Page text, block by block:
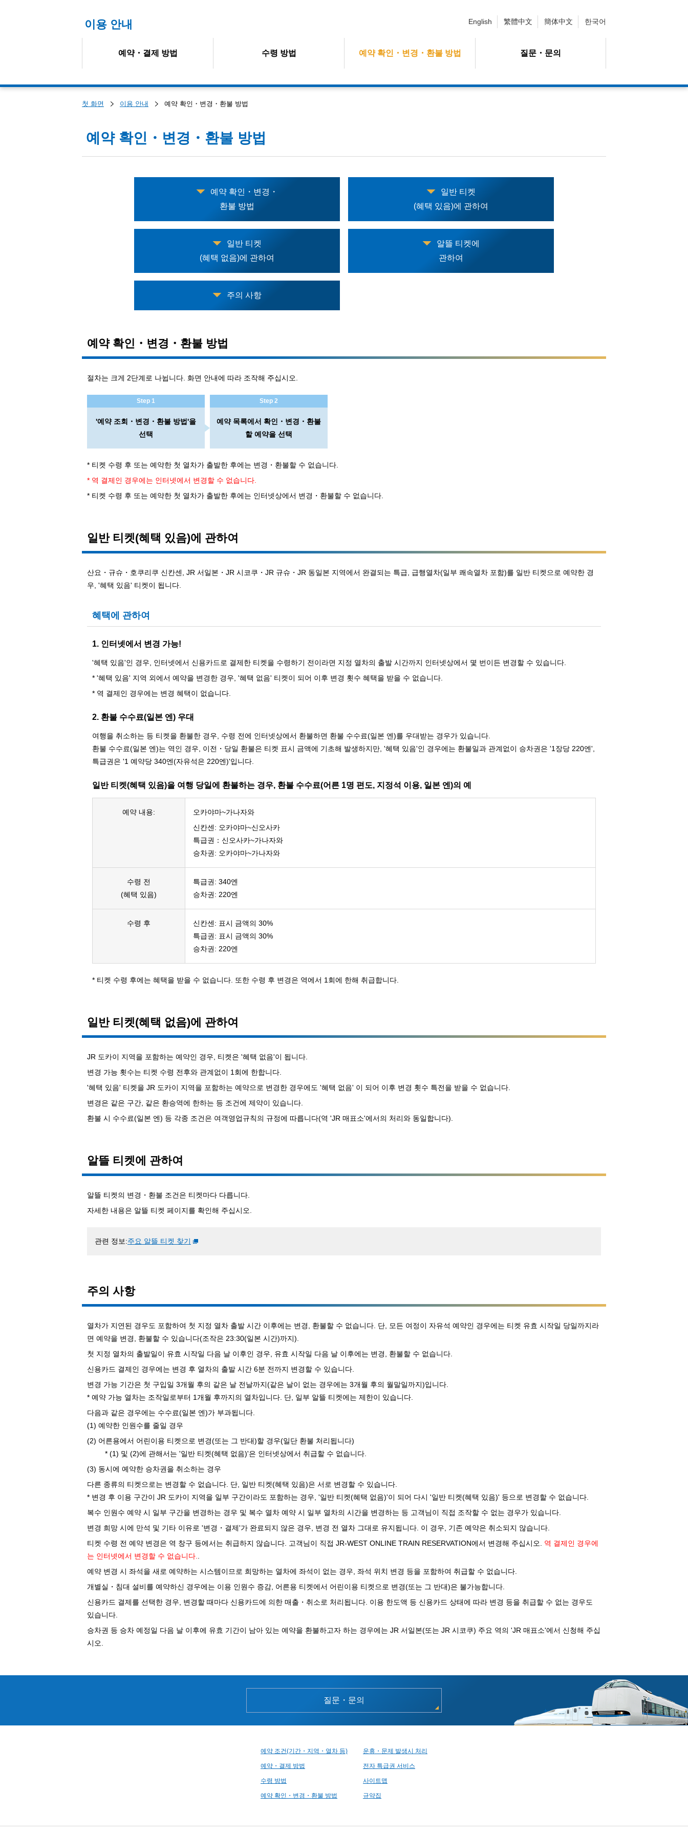
이용 안내
예약・결제 방법 수령 방법 예약 확인・변경・환불 방법 질문・문의
English 繁體中文 簡体中文 한국어
첫 화면 이용 안내 예약 확인・변경・환불 방법
예약 확인・변경・환불 방법
예약 확인・변경・
환불 방법
일반 티켓
(혜택 있음)에 관하여
일반 티켓
(혜택 없음)에 관하여
알뜰 티켓에
관하여
주의 사항
예약 확인・변경・환불 방법
절차는 크게 2단계로 나뉩니다. 화면 안내에 따라 조작해 주십시오.
Step 1
'예약 조회・변경・환불 방법'을
선택
Step 2
예약 목록에서 확인・변경・환불
할 예약을 선택
* 티켓 수령 후 또는 예약한 첫 열차가 출발한 후에는 변경・환불할 수 없습니다.
* 역 결제인 경우에는 인터넷에서 변경할 수 없습니다.
* 티켓 수령 후 또는 예약한 첫 열차가 출발한 후에는 인터넷상에서 변경・환불할 수 없습니다.
일반 티켓(혜택 있음)에 관하여
산요・규슈・호쿠리쿠 신칸센, JR 서일본・JR 시코쿠・JR 규슈・JR 동일본 지역에서 완결되는 특급, 급행열차(일부 쾌속열차 포함)를 일반 티켓으로 예약한 경
우, '혜택 있음' 티켓이 됩니다.
혜택에 관하여
1. 인터넷에서 변경 가능!
'혜택 있음'인 경우, 인터넷에서 신용카드로 결제한 티켓을 수령하기 전이라면 지정 열차의 출발 시간까지 인터넷상에서 몇 번이든 변경할 수 있습니다.
* '혜택 있음' 지역 외에서 예약을 변경한 경우, '혜택 없음' 티켓이 되어 이후 변경 횟수 혜택을 받을 수 없습니다.
* 역 결제인 경우에는 변경 혜택이 없습니다.
2. 환불 수수료(일본 엔) 우대
여행을 취소하는 등 티켓을 환불한 경우, 수령 전에 인터넷상에서 환불하면 환불 수수료(일본 엔)를 우대받는 경우가 있습니다.
환불 수수료(일본 엔)는 역인 경우, 이전・당일 환불은 티켓 표시 금액에 기초해 발생하지만, '혜택 있음'인 경우에는 환불일과 관계없이 승차권은 '1장당 220엔',
특급권은 '1 예약당 340엔(자유석은 220엔)'입니다.
일반 티켓(혜택 있음)을 여행 당일에 환불하는 경우, 환불 수수료(어른 1명 편도, 지정석 이용, 일본 엔)의 예
예약 내용:
오카야마~가나자와
신칸센: 오카야마~신오사카
특급권：신오사카~가나자와
승차권: 오카야마~가나자와
수령 전
(혜택 있음)
특급권: 340엔
승차권: 220엔
수령 후
신칸센: 표시 금액의 30%
특급권: 표시 금액의 30%
승차권: 220엔
* 티켓 수령 후에는 혜택을 받을 수 없습니다. 또한 수령 후 변경은 역에서 1회에 한해 취급합니다.
일반 티켓(혜택 없음)에 관하여
JR 도카이 지역을 포함하는 예약인 경우, 티켓은 '혜택 없음'이 됩니다.
변경 가능 횟수는 티켓 수령 전후와 관계없이 1회에 한합니다.
'혜택 있음' 티켓을 JR 도카이 지역을 포함하는 예약으로 변경한 경우에도 '혜택 없음' 이 되어 이후 변경 횟수 특전을 받을 수 없습니다.
변경은 같은 구간, 같은 환승역에 한하는 등 조건에 제약이 있습니다.
환불 시 수수료(일본 엔) 등 각종 조건은 여객영업규칙의 규정에 따릅니다(역 'JR 매표소'에서의 처리와 동일합니다).
알뜰 티켓에 관하여
알뜰 티켓의 변경・환불 조건은 티켓마다 다릅니다.
자세한 내용은 알뜰 티켓 페이지를 확인해 주십시오.
관련 정보:주요 알뜰 티켓 찾기
주의 사항
열차가 지연된 경우도 포함하여 첫 지정 열차 출발 시간 이후에는 변경, 환불할 수 없습니다. 단, 모든 여정이 자유석 예약인 경우에는 티켓 유효 시작일 당일까지라
면 예약을 변경, 환불할 수 있습니다(조작은 23:30(일본 시간)까지).
첫 지정 열차의 출발일이 유효 시작일 다음 날 이후인 경우, 유효 시작일 다음 날 이후에는 변경, 환불할 수 없습니다.
신용카드 결제인 경우에는 변경 후 열차의 출발 시간 6분 전까지 변경할 수 있습니다.
변경 가능 기간은 첫 구입일 3개월 후의 같은 날 전날까지(같은 날이 없는 경우에는 3개월 후의 월말일까지)입니다.
* 예약 가능 열차는 조작일로부터 1개월 후까지의 열차입니다. 단, 일부 알뜰 티켓에는 제한이 있습니다.
다음과 같은 경우에는 수수료(일본 엔)가 부과됩니다.
(1) 예약한 인원수를 줄일 경우
(2) 어른용에서 어린이용 티켓으로 변경(또는 그 반대)할 경우(일단 환불 처리됩니다)
* (1) 및 (2)에 관해서는 '일반 티켓(혜택 없음)'은 인터넷상에서 취급할 수 없습니다.
(3) 동시에 예약한 승차권을 취소하는 경우
다른 종류의 티켓으로는 변경할 수 없습니다. 단, 일반 티켓(혜택 있음)은 서로 변경할 수 있습니다.
* 변경 후 이용 구간이 JR 도카이 지역을 일부 구간이라도 포함하는 경우, '일반 티켓(혜택 없음)'이 되어 다시 '일반 티켓(혜택 있음)' 등으로 변경할 수 없습니다.
복수 인원수 예약 시 일부 구간을 변경하는 경우 및 복수 열차 예약 시 일부 열차의 시간을 변경하는 등 고객님이 직접 조작할 수 없는 경우가 있습니다.
변경 희망 시에 만석 및 기타 이유로 '변경・결제'가 완료되지 않은 경우, 변경 전 열차 그대로 유지됩니다. 이 경우, 기존 예약은 취소되지 않습니다.
티켓 수령 전 예약 변경은 역 창구 등에서는 취급하지 않습니다. 고객님이 직접 JR-WEST ONLINE TRAIN RESERVATION에서 변경해 주십시오. 역 결제인 경우에
는 인터넷에서 변경할 수 없습니다.
예약 변경 시 좌석을 새로 예약하는 시스템이므로 희망하는 열차에 좌석이 없는 경우, 좌석 위치 변경 등을 포함하여 취급할 수 없습니다.
개별실・침대 설비를 예약하신 경우에는 이용 인원수 증감, 어른용 티켓에서 어린이용 티켓으로 변경(또는 그 반대)은 불가능합니다.
신용카드 결제를 선택한 경우, 변경할 때마다 신용카드에 의한 매출・취소로 처리됩니다. 이용 한도액 등 신용카드 상태에 따라 변경 등을 취급할 수 없는 경우도
있습니다.
승차권 등 승차 예정일 다음 날 이후에 유효 기간이 남아 있는 예약을 환불하고자 하는 경우에는 JR 서일본(또는 JR 시코쿠) 주요 역의 'JR 매표소'에서 신청해 주십
시오.
질문・문의
예약 조건(기간・지역・열차 등)
예약・결제 방법
수령 방법
예약 확인・변경・환불 방법
운휴・문제 발생시 처리
전자 특급권 서비스
사이트맵
규약집